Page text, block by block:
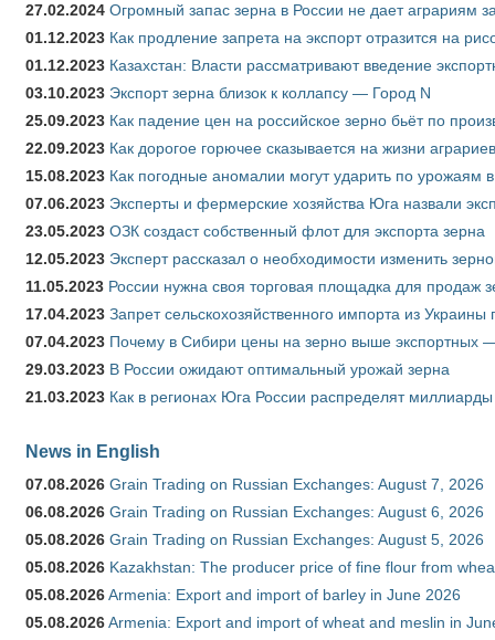
27.02.2024 Огромный запас зерна в России не дает аграриям
01.12.2023 Как продление запрета на экспорт отразится на
01.12.2023 Казахстан: Власти рассматривают введение
03.10.2023 Экспорт зерна близок к коллапсу — Город N
25.09.2023 Как падение цен на российское зерно бьёт по
22.09.2023 Как дорогое горючее сказывается на жизни аграриев
15.08.2023 Как погодные аномалии могут ударить по урожаям
07.06.2023 Эксперты и фермерские хозяйства Юга назвали
23.05.2023 ОЗК создаст собственный флот для экспорта зерна
12.05.2023 Эксперт рассказал о необходимости изменить
11.05.2023 России нужна своя торговая площадка для продаж
17.04.2023 Запрет сельскохозяйственного импорта из
07.04.2023 Почему в Сибири цены на зерно выше экспортных
29.03.2023 В России ожидают оптимальный урожай зерна
21.03.2023 Как в регионах Юга России распределят
News in English
07.08.2026 Grain Trading on Russian Exchanges: August 7, 2026
06.08.2026 Grain Trading on Russian Exchanges: August 6, 2026
05.08.2026 Grain Trading on Russian Exchanges: August 5, 2026
05.08.2026 Kazakhstan: The producer price of fine flour from
05.08.2026Armenia: Export and import of barley in June 2026
05.08.2026Armenia: Export and import of wheat and meslin in